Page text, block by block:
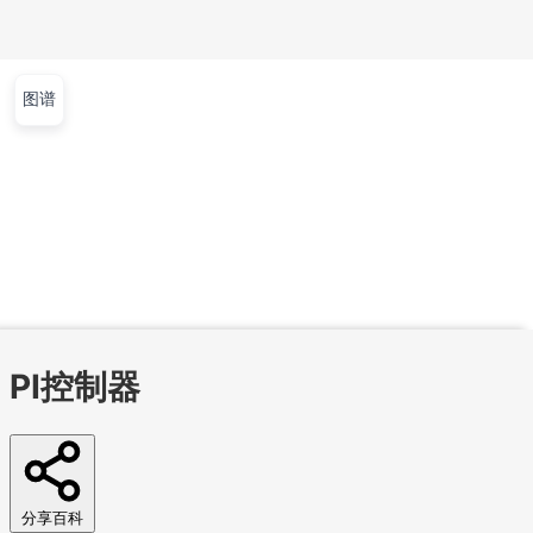
文章 视频 课程 集训营
首页文章视频
工作
图谱